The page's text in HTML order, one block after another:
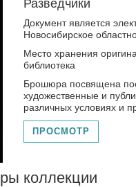
Разведчики
Документ является
Новосибирское
Место хранения
библиотека
Брошюра посвящена
художественные и
различных условиях и
ПРОСМОТР
коллекции